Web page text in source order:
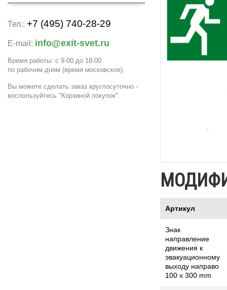
Тел.: +7 (495) 740-28-29
E-mail: info@exit-svet.ru
Время работы: с 9-00 до 18-00
по рабочим дням (время московское).
Вы можете сделать заказ круглосуточно -
воспользуйтесь "Корзиной покупок".
Артикул
Знак
направление
движения к
эвакуационному
выходу направо
100 x 300 mm